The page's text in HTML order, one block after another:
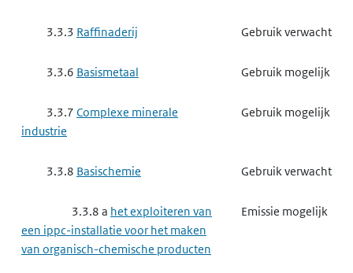
3.3.3 Raffinaderij Gebruik verwacht
3.3.6 Basismetaal Gebruik mogelijk
3.3.7 Complexe minerale
industrie
Gebruik mogelijk
3.3.8 Basischemie Gebruik verwacht
3.3.8 a het exploiteren van
een ippc-installatie voor het maken
van organisch-chemische producten
Emissie mogelijk